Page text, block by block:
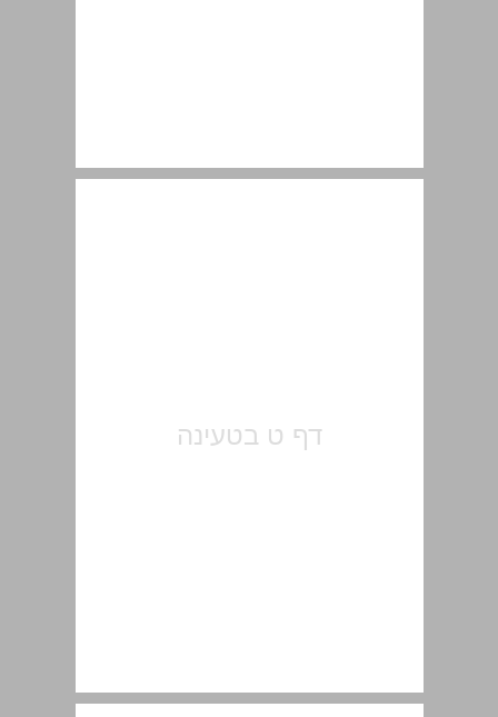
היתכן להיות האמת בשתי דרכים ? בין מנהג לעיון הלכתי - המחלוקת על התרועה ... 10